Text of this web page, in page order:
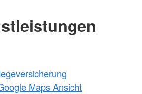
Maps Ansicht